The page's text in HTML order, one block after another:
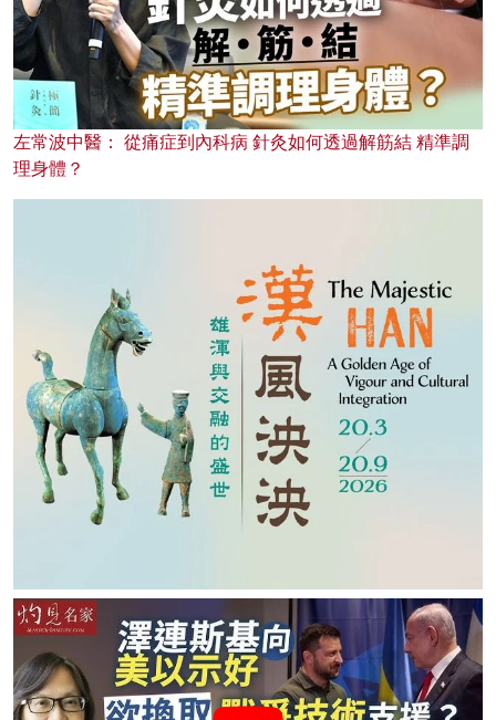
左常波中醫： 從痛症到內科病 針灸如何透過解筋結 精準調
理身體？